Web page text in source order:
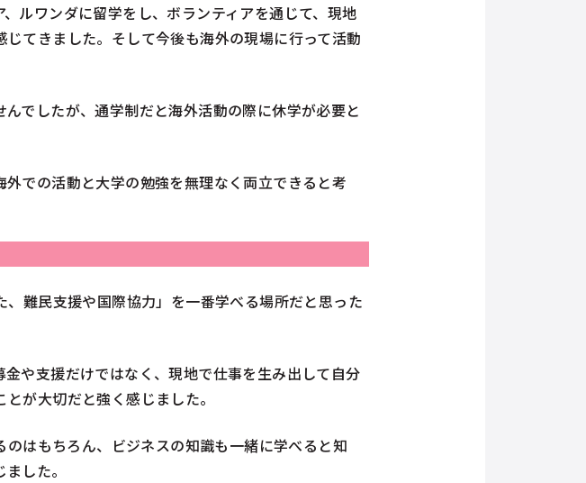
ルワンダに留学をし、ボランティアを通じて、現地
てきました。そして今後も海外の現場に行って活動
でしたが、通学制だと海外活動の際に休学が必要と
での活動と大学の勉強を無理なく両立できると考
難民支援や国際協力」を一番学べる場所だと思った
や支援だけではなく、現地で仕事を生み出して自分
が大切だと強く感じました。
はもちろん、ビジネスの知識も一緒に学べると知
した。